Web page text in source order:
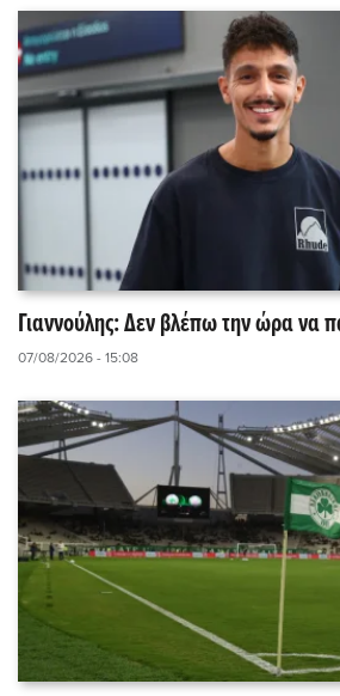
Γιαννούλης: Δεν βλέπω την ώρα να
07/08/2026 - 15:08